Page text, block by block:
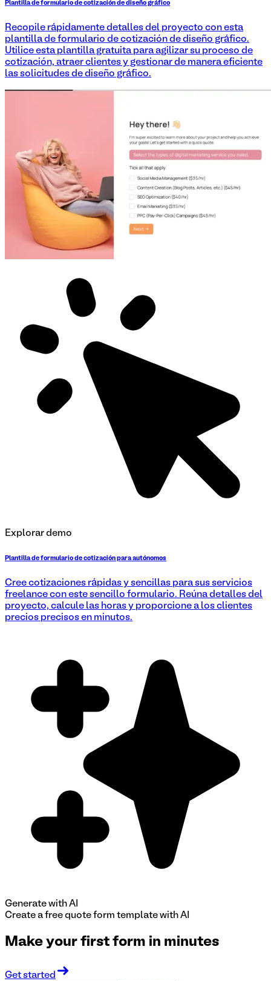
Plantilla de formulario de cotización de diseño gráfico
Recopile rápidamente detalles del proyecto con esta
plantilla de formulario de cotización de diseño gráfico.
Utilice esta plantilla gratuita para agilizar su proceso de
cotización, atraer clientes y gestionar de manera eficiente
las solicitudes de diseño gráfico.
Explorar demo
Plantilla de formulario de cotización para autónomos
Cree cotizaciones rápidas y sencillas para sus servicios
freelance con este sencillo formulario. Reúna detalles del
proyecto, calcule las horas y proporcione a los clientes
precios precisos en minutos.
Generate with AI
Create a free quote form template with AI
Make your first form in minutes
Get started